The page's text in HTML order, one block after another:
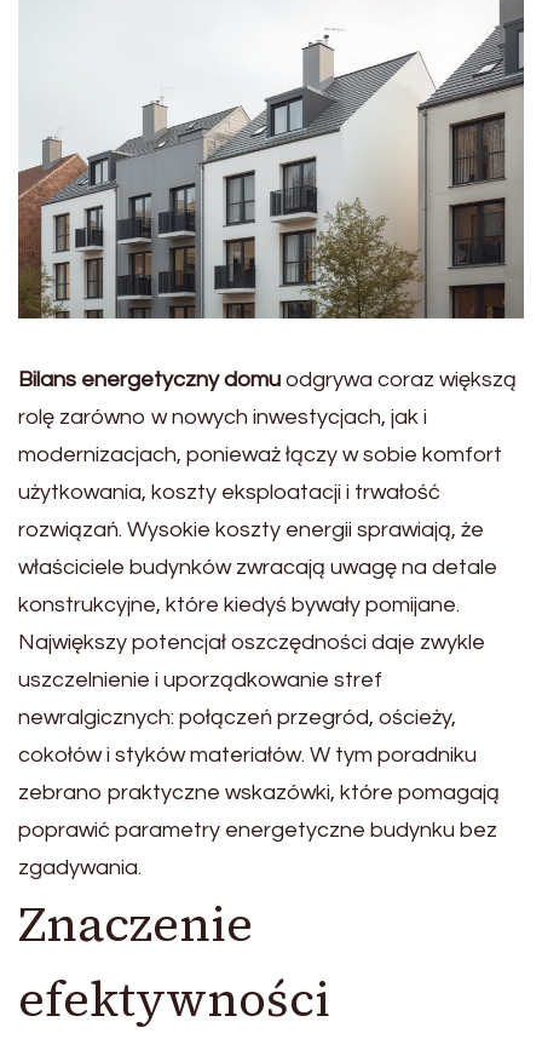
Bilans energetyczny domu odgrywa coraz większą
rolę zarówno w nowych inwestycjach, jak i
modernizacjach, ponieważ łączy w sobie komfort
użytkowania, koszty eksploatacji i trwałość
rozwiązań. Wysokie koszty energii sprawiają, że
właściciele budynków zwracają uwagę na detale
konstrukcyjne, które kiedyś bywały pomijane.
Największy potencjał oszczędności daje zwykle
uszczelnienie i uporządkowanie stref
newralgicznych: połączeń przegród, ościeży,
cokołów i styków materiałów. W tym poradniku
zebrano praktyczne wskazówki, które pomagają
poprawić parametry energetyczne budynku bez
zgadywania.
Znaczenie
efektywności